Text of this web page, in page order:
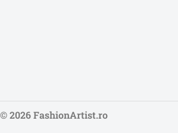
© 2026 FashionArtist.ro